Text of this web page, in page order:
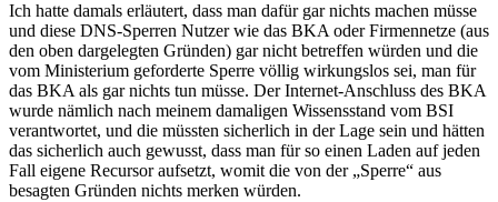
Ich hatte damals erläutert, dass man dafür gar nichts machen müsse
und diese DNS-Sperren Nutzer wie das BKA oder Firmennetze (aus
den oben dargelegten Gründen) gar nicht betreffen würden und die
vom Ministerium geforderte Sperre völlig wirkungslos sei, man für
das BKA als gar nichts tun müsse. Der Internet-Anschluss des BKA
wurde nämlich nach meinem damaligen Wissensstand vom BSI
verantwortet, und die müssten sicherlich in der Lage sein und hätten
das sicherlich auch gewusst, dass man für so einen Laden auf jeden
Fall eigene Recursor aufsetzt, womit die von der „Sperre“ aus
besagten Gründen nichts merken würden.